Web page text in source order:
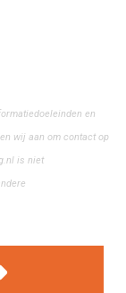
en
wij aan om contact op
is niet